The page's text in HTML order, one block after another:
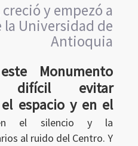
y empezó a
Universidad de
Antioquia
Monumento
difícil evitar
espacio y en el
el silencio y la
al ruido del Centro. Y